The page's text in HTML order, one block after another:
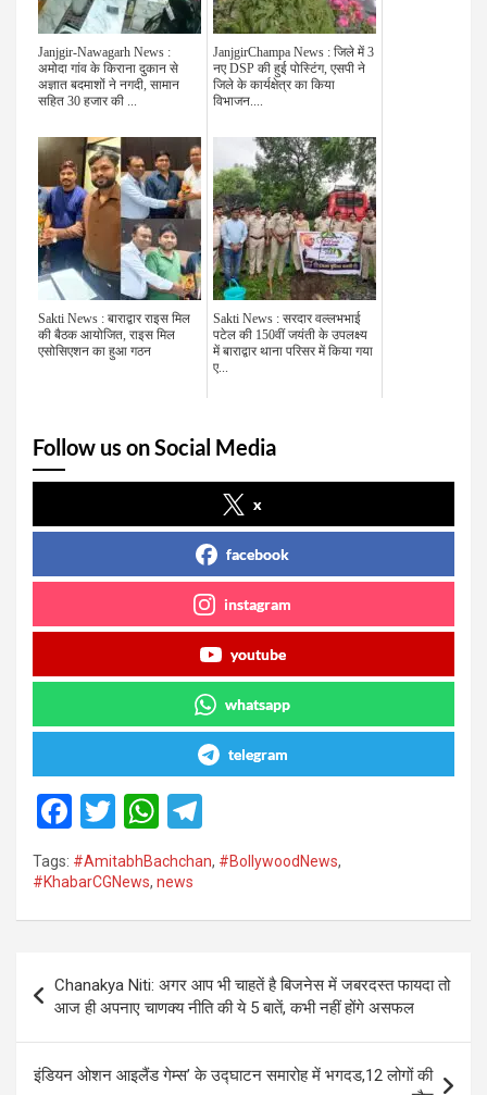
Janjgir-Nawagarh News :
अमोदा गांव के किराना दुकान से
अज्ञात बदमाशों ने नगदी, सामान
सहित 30 हजार की ...
JanjgirChampa News : जिले में 3
नए DSP की हुई पोस्टिंग, एसपी ने
जिले के कार्यक्षेत्र का किया
विभाजन....
Sakti News : बाराद्वार राइस मिल
की बैठक आयोजित, राइस मिल
एसोसिएशन का हुआ गठन
Sakti News : सरदार वल्लभभाई
पटेल की 150वीं जयंती के उपलक्ष्य
में बाराद्वार थाना परिसर में किया गया
ए...
Follow us on Social Media
x
facebook
instagram
youtube
whatsapp
telegram
F
a
ce
b
o
k
T
wi
tt
er
W
h
at
s
p
p
el
e
gr
m
Tags: #AmitabhBachchan, #BollywoodNews,
#KhabarCGNews, news
navigation
Chanakya Niti: अगर आप भी चाहतें है बिजनेस में जबरदस्त फायदा तो
आज ही अपनाए चाणक्य नीति की ये 5 बातें, कभी नहीं होंगे असफल
इंडियन ओशन आइलैंड गेम्स’ के उद्घाटन समारोह में भगदड,12 लोगों की